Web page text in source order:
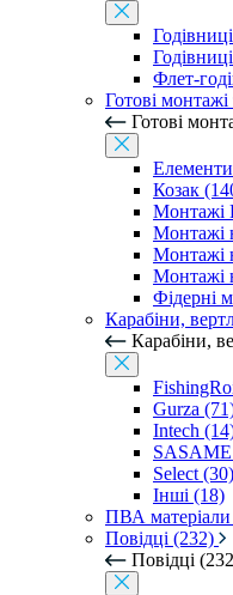
Флет-
Готові
Готові
Козак
Монтажі
Монтажі
Монтажі
Монтажі
Фідерні
Карабіни,
Карабіни,
Gurza
Intech
Select (30)
Інші (18)
ПВА
Повідці (232)
Повідці